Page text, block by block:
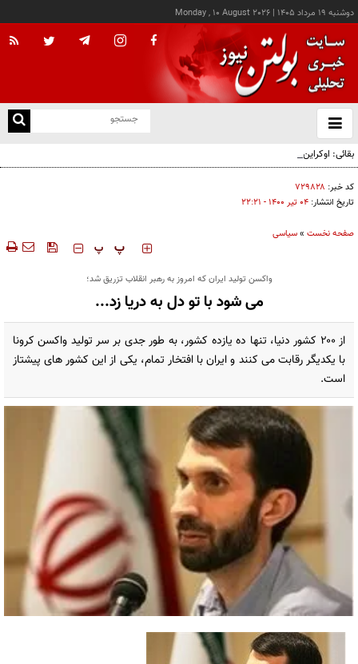
دوشنبه ۱۹ مرداد ۱۴۰۵ |
Monday , 10 August 2026
باز
و
بقائی: اوکراین جبران نکند، جبران می‌کنیم
کد خبر: ۷۲۹۸۲۸
تاریخ انتشار: ۰۴ تير ۱۴۰۰ - ۲۲:۲۱
صفحه نخست »سیاسی
‍‍‍ پ پ
واکسن تولید ایران که امروز به رهبر انقلاب تزریق شد؛
می شود با تو دل به دریا زد...
از ۲۰۰ کشور دنیا، تنها ده یازده کشور، به طور جدی بر سر تولید واکسن کرونا
با یکدیگر رقابت می کنند و ایران با افتخار تمام، یکی از این کشور های پیشتاز
است.